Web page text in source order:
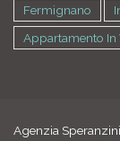
Fermignano
Appartamento In
Agenzia